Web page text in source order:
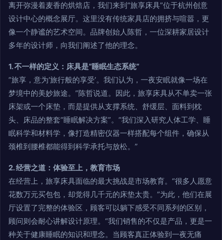
离开弥漫着麦香的烘焙店，我们来到“旅享床具”位于杭州创意
设计中心的概念展厅。这里没有传统家具店的拥挤与喧嚣，更
像一个静谧的艺术空间。品牌创始人陈哲，一位深耕家居设计
多年的设计师，向我们阐述了他的理念。
1. 不一样的定义：床具是“睡眠生态系统”
“旅享，意为‘旅行般的享受’。我们认为，一夜安眠就像一场在
梦境中的美妙旅途。”陈哲说道。因此，旅享床具从不单卖一张
床架或一个床垫，而是提供从支撑系统、舒缓层、面料到枕
头、床品的整套“睡眠解决方案”。“我们深入研究人体工学、睡
眠科学和材料学，像打造精密仪器一样搭配每个组件，确保从
颈椎到腰椎都能得到科学承托与放松。”
2. 经营之道：体验至上，教育市场
在经营上，旅享床具面临的最大挑战是市场教育。“很多人愿意
花数万元买包包，却觉得几千元的床垫太贵。”为此，他们在展
厅设置了完整的体验区，顾客可以躺下感受不同系列的区别，
顾问则会耐心讲解设计原理。“我们销售的不仅是产品，更是一
种关于健康睡眠的知识和理念。当顾客真正体验到一夜无痛